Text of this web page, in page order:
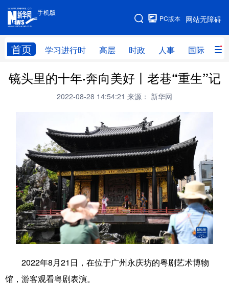
手机版
网站无障碍
PC版本
首页 学习进行时 高层 时政 人事 国际 财
手机版
网站地图
学习进行时 高层 时政 人事
财经 网评
思客智库 全球连线
科创 体育
文化 军事
访谈 视频 图片 政务
法律 中央文件 金融 汽车
食品 人居 信息化 数字经济
镜头里的十年·奔向美好丨老巷“重生”记
2022-08-28 14:54:21 来源： 新华网
2022年8月21日，在位于广州永庆坊的粤剧艺术博物
馆，游客观看粤剧表演。